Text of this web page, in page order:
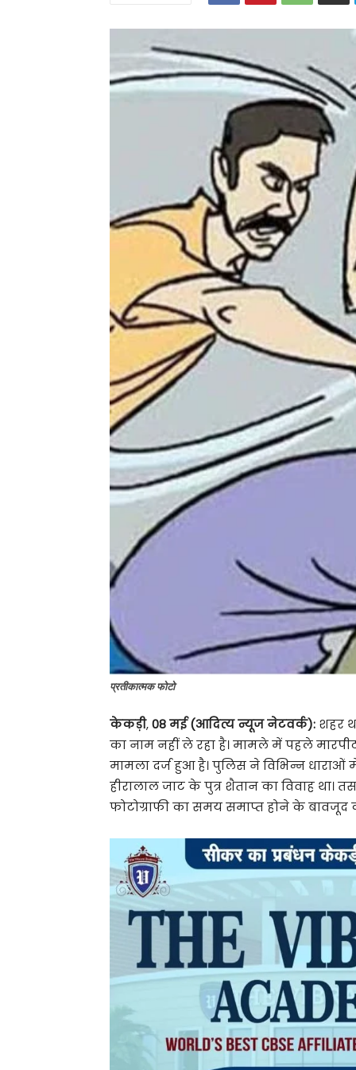
प्रतीकात्मक फोटो
केकड़ी,08 मई (आदित्य न्यूज नेटवर्क): शहर
का नाम नहीं ले रहा है। मामले में पहले
मामला दर्ज हुआ है। पुलिस ने विभिन्न धाराओं
हीरालाल जाट के पुत्र शैतान का विवाह था।
फोटोग्राफी का समय समाप्त होने के बावजूद